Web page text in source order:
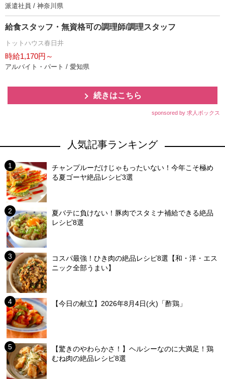
派遣社員 / 神奈川県
給食スタッフ・無資格可の調理師/調理スタッフ
トットハウス春日井
時給1,170円～
アルバイト・パート / 愛知県
続きはこちら
sponsored by 求人ボックス
人気記事ランキング
チャンプルーだけじゃもったいない！今年こそ極め
る夏ゴーヤ絶品レシピ3選
夏バテに負けない！豚肉でスタミナ補給できる絶品
レシピ8選
コスパ最強！ひき肉の絶品レシピ8選【和・洋・エス
ニック全部うまい】
【今日の献立】2026年8月4日(火)「酢鶏」
【驚きのやわらかさ！】ヘルシーなのに大満足！鶏
むね肉の絶品レシピ8選